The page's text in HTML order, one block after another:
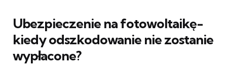
Ubezpieczenie na fotowoltaikę-
kiedy odszkodowanie nie zostanie
wypłacone?